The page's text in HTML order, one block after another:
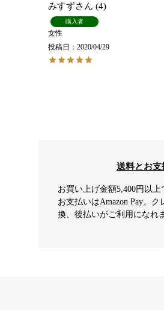
みすず 4
購入者
女性
投稿日
2020/04/29
送料とお支
お買い上げ金額5,400円以上
お支払いはAmazon Pay、ク
換、後払いがご利用になれ